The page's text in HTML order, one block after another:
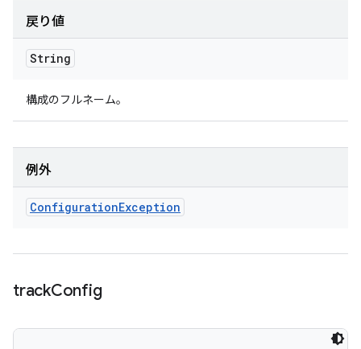
戻り値
String
構成のフルネーム。
例外
ConfigurationException
trackConfig